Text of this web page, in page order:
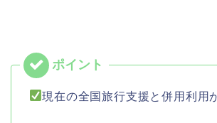
現在の全国旅行支援と併用利用